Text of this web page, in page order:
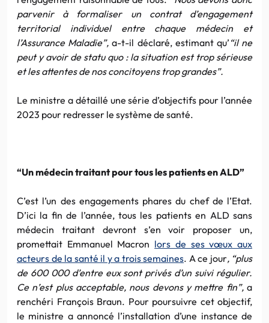
parvenir à formaliser un contrat d’engagement
territorial individuel entre chaque médecin et
l’Assurance Maladie”, a-t-il déclaré, estimant qu’ “il ne
peut y avoir de statu quo : la situation est trop sérieuse
et les attentes de nos concitoyens trop grandes”.
Le ministre a détaillé une série d’objectifs pour l’année
2023 pour redresser le système de santé.
“Un médecin traitant pour tous les patients en ALD”
C’est l’un des engagements phares du chef de l’Etat.
D’ici la fin de l’année, tous les patients en ALD sans
médecin traitant devront s’en voir proposer un,
promettait Emmanuel Macron lors de ses vœux aux
acteurs de la santé il y a trois semaines. A ce jour, “plus
de 600 000 d’entre eux sont privés d’un suivi régulier.
Ce n’est plus acceptable, nous devons y mettre fin”,a
renchéri François Braun. Pour poursuivre cet objectif,
le ministre a annoncé l’installation d’une instance de